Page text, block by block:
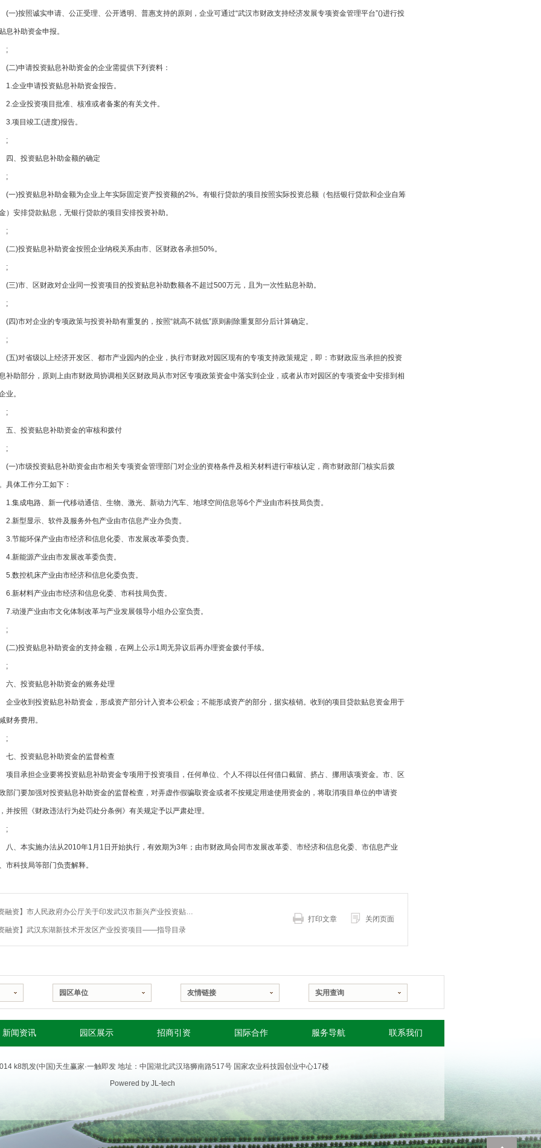
(一)按照诚实申请、公正受理、公开透明、普惠支持的原则，企业可通过“武汉市财政支持经济发展专项资金管理平台”()进行投
息补助资金申报。
;
(二)申请投资贴息补助资金的企业需提供下列资料：
1.企业申请投资贴息补助资金报告。
2.企业投资项目批准、核准或者备案的有关文件。
3.项目竣工(进度)报告。
;
四、投资贴息补助金额的确定
;
(一)投资贴息补助金额为企业上年实际固定资产投资额的2%。有银行贷款的项目按照实际投资总额（包括银行贷款和企业自筹
）安排贷款贴息，无银行贷款的项目安排投资补助。
;
(二)投资贴息补助资金按照企业纳税关系由市、区财政各承担50%。
;
(三)市、区财政对企业同一投资项目的投资贴息补助数额各不超过500万元，且为一次性贴息补助。
;
(四)市对企业的专项政策与投资补助有重复的，按照“就高不就低”原则剔除重复部分后计算确定。
;
(五)对省级以上经济开发区、都市产业园内的企业，执行市财政对园区现有的专项支持政策规定，即：市财政应当承担的投资
补助部分，原则上由市财政局协调相关区财政局从市对区专项政策资金中落实到企业，或者从市对园区的专项资金中安排到相
业。
;
五、投资贴息补助资金的审核和拨付
;
(一)市级投资贴息补助资金由市相关专项资金管理部门对企业的资格条件及相关材料进行审核认定，商市财政部门核实后拨
具体工作分工如下：
1.集成电路、新一代移动通信、生物、激光、新动力汽车、地球空间信息等6个产业由市科技局负责。
2.新型显示、软件及服务外包产业由市信息产业办负责。
3.节能环保产业由市经济和信息化委、市发展改革委负责。
4.新能源产业由市发展改革委负责。
5.数控机床产业由市经济和信息化委负责。
6.新材料产业由市经济和信息化委、市科技局负责。
7.动漫产业由市文化体制改革与产业发展领导小组办公室负责。
;
(二)投资贴息补助资金的支持金额，在网上公示1周无异议后再办理资金拨付手续。
;
六、投资贴息补助资金的账务处理
企业收到投资贴息补助资金，形成资产部分计入资本公积金；不能形成资产的部分，据实核销。收到的项目贷款贴息资金用于
财务费用。
;
七、投资贴息补助资金的监督检查
项目承担企业要将投资贴息补助资金专项用于投资项目，任何单位、个人不得以任何借口截留、挤占、挪用该项资金。市、区
部门要加强对投资贴息补助资金的监督检查，对弄虚作假骗取资金或者不按规定用途使用资金的，将取消项目单位的申请资
并按照《财政违法行为处罚处分条例》有关规定予以严肃处理。
;
八、本实施办法从2010年1月1日开始执行，有效期为3年；由市财政局会同市发展改革委、市经济和信息化委、市信息产业
市科技局等部门负责解释。
【投资融资】市人民政府办公厅关于印发武汉市新兴产业投资贴息补助实施办法
融资】武汉东湖新技术开发区产业投资项目——指导目录
打印文章 关闭页面
园区单位 友情链接 实用查询
新闻资讯 园区展示 招商引资 国际合作 服务导航 联系我们
k8凯发(中国)天生赢家·一触即发 地址：中国湖北武汉珞狮南路517号 国家农业科技园创业中心17楼
Powered by JL-tech